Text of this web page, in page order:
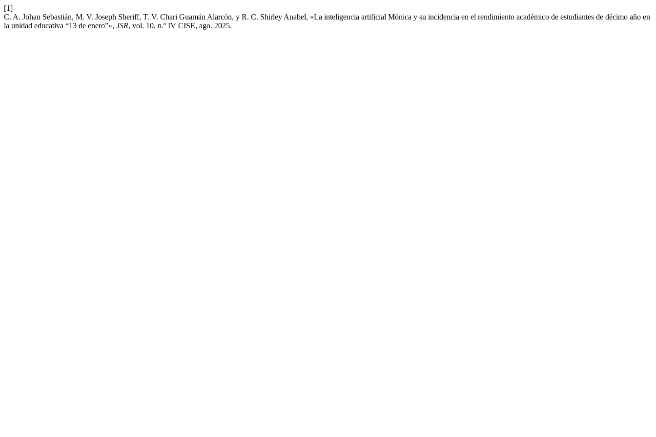
[1]
C. A. Johan Sebastián, M. V. Joseph Sheriff, T. V. Chari Guamán Alarcón, y R. C. Shirley Anabel, «La inteligencia artificial Mónica y su incidencia en el rendimiento académico de estudiantes de décimo año en
la unidad educativa “13 de enero”», JSR, vol. 10, n.º IV CISE, ago. 2025.